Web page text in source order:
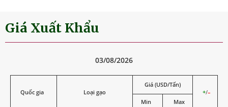
Giá Xuất Khẩu
03/08/2026
Quốc gia Loại gạo
Giá (USD/Tấn)
+/–
Min
Max